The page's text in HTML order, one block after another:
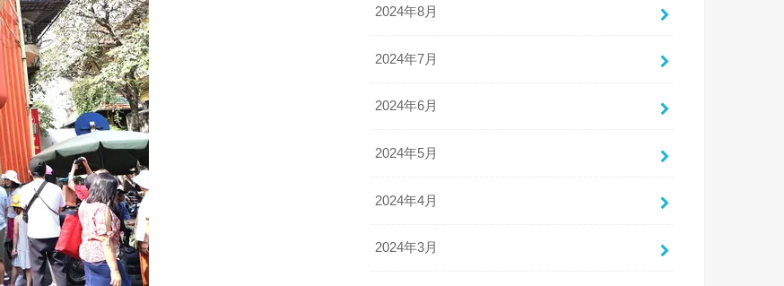
2024年8月
2024年7月
2024年6月
2024年5月
2024年4月
2024年3月